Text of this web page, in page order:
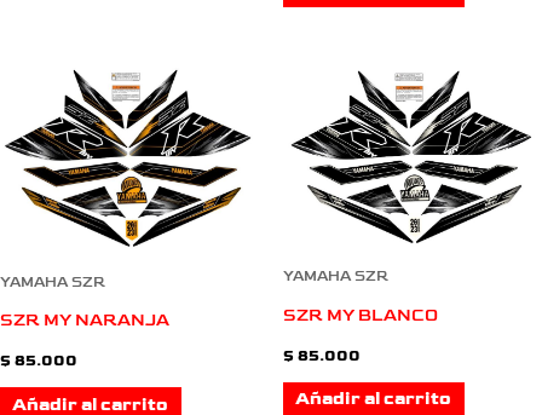
YAMAHA SZR
SZR MY NARANJA
$ 85.000
Añadir al carrito
YAMAHA SZR
SZR MY BLANCO
$ 85.000
Añadir al carrito